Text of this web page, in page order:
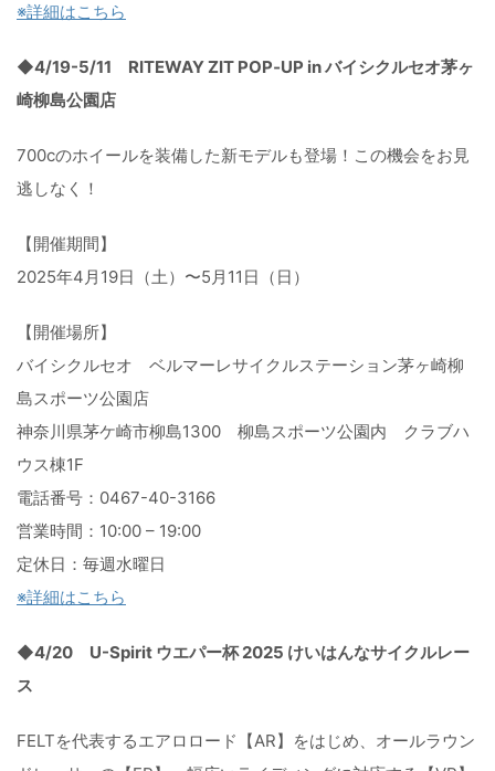
※詳細はこちら
◆4/19-5/11 RITEWAY ZIT POP‐UP in バイシクルセオ茅ヶ
崎柳島公園店
700cのホイールを装備した新モデルも登場！ この機会をお見
逃しなく！
【開催期間】
2025年4月19日（土）〜5月11日（日）
【開催場所】
バイシクルセオ ベルマーレサイクルステーション茅ヶ崎柳
島スポーツ公園店
神奈川県茅ケ崎市柳島1300 柳島スポーツ公園内 クラブハ
ウス棟1F
電話番号：0467-40-3166
営業時間：10:00 – 19:00
定休日：毎週水曜日
※詳細はこちら
◆4/20 U-Spirit ウエパー杯 2025 けいはんなサイクルレー
ス
FELTを代表するエアロロード【AR】をはじめ、 オールラウン